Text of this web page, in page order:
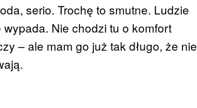
serio. Trochę to smutne. Ludzie
Nie chodzi tu o komfort
– ale mam go już tak długo, że nie